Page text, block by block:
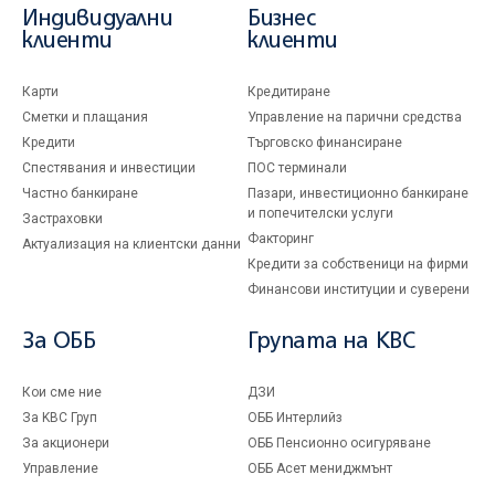
Индивидуални
клиенти
Карти
Сметки и плащания
Кредити
Спестявания и инвестиции
Частно банкиране
Застраховки
Актуализация на клиентски данни
Бизнес
клиенти
Кредитиране
Управление на парични средства
Търговско финансиране
ПОС терминали
Пазари, инвестиционно банкиране
и попечителски услуги
Факторинг
Кредити за собственици на фирми
Финансови институции и суверени
За ОББ
Кои сме ние
За KBC Груп
За акционери
Управление
Групата на KBC
ДЗИ
ОББ Интерлийз
ОББ Пенсионно осигуряване
ОББ Асет мениджмънт